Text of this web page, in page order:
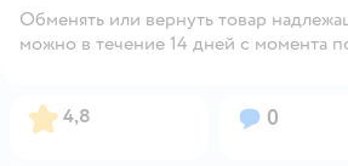
Обменять или вернуть товар
можно в течение 14 дней с момента
Рейтинг:
4,8 Вопросов:
0